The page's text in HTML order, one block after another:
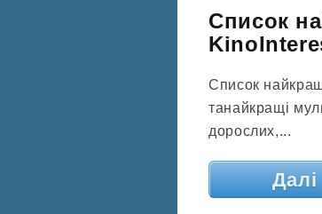
Список
Список
танайкращі
дорослих,...
Далі